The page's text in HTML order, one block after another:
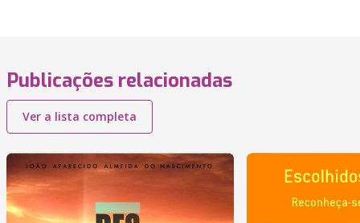
Publicações relacionadas
Ver a lista completa